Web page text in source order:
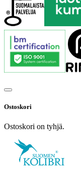
Ostoskori
Ostoskori on tyhjä.